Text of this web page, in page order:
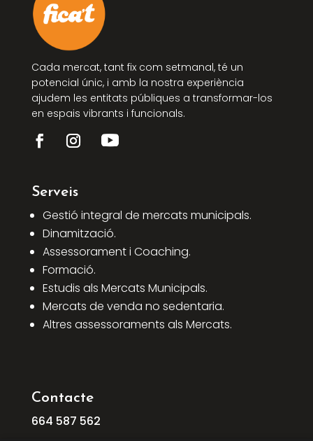
Cada mercat, tant fix com setmanal, té un
potencial únic, i amb la nostra experiència
ajudem les entitats públiques a transformar-los
en espais vibrants i funcionals.
Serveis
Gestió integral de mercats municipals.
Dinamització.
Assessorament i Coaching.
Formació.
Estudis als Mercats Municipals.
Mercats de venda no sedentaria.
Altres assessoraments als Mercats.
Contacte
664 587 562